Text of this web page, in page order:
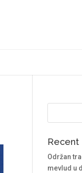
Recent
Održan
mevlud u